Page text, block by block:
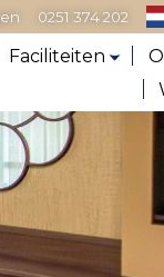
0251 374 202
Faciliteiten